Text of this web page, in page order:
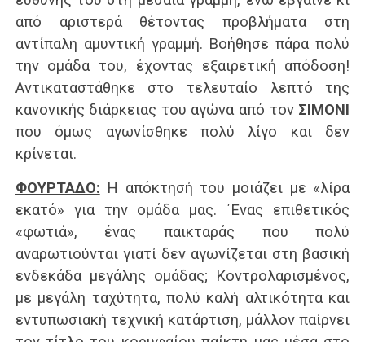
από αριστερά θέτοντας προβλήματα στη
αντίπαλη αμυντική γραμμή. Βοήθησε πάρα πολύ
την ομάδα του, έχοντας εξαιρετική απόδοση!
Αντικαταστάθηκε στο τελευταίο λεπτό της
κανονικής διάρκειας του αγώνα από τον ΣΙΜΟΝΙ
που όμως αγωνίσθηκε πολύ λίγο και δεν
κρίνεται.
ΦΟΥΡΤΑΔΟ: Η απόκτησή του μοιάζει με «λίρα
εκατό» για την ομάδα μας. ΄Ενας επιθετικός
«φωτιά», ένας παικταράς που πολύ
αναρωτιούνται γιατί δεν αγωνίζεται στη βασική
ενδεκάδα μεγάλης ομάδας; Κοντρολαρισμένος,
με μεγάλη ταχύτητα, πολύ καλή αλτικότητα και
εντυπωσιακή τεχνική κατάρτιση, μάλλον παίρνει